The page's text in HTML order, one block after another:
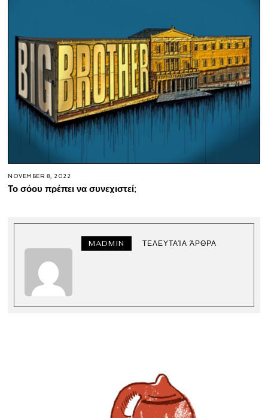
NOVEMBER 8, 2022
Το σόου πρέπει να συνεχιστεί;
MADMIN ΤΕΛΕΥΤΑΊΑ ΆΡΘΡΑ